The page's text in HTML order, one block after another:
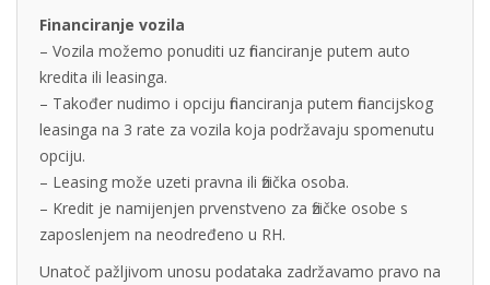
Financiranje vozila
– Vozila možemo ponuditi uz financiranje putem auto
kredita ili leasinga.
– Također nudimo i opciju financiranja putem financijskog
leasinga na 3 rate za vozila koja podržavaju spomenutu
opciju.
– Leasing može uzeti pravna ili fizička osoba.
– Kredit je namijenjen prvenstveno za fizičke osobe s
zaposlenjem na neodređeno u RH.
Unatoč pažljivom unosu podataka zadržavamo pravo na